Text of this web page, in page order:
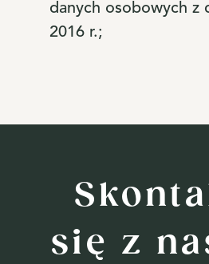
danych osobowych z
2016 r.;
się z